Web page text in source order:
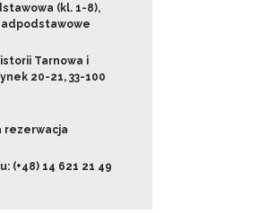
(kl. 1-8),
Tarnowa i
20-21, 33-100
rezerwacja
(+48) 14 621 21 49